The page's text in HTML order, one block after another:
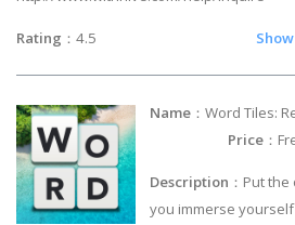
Rating ：4.5
Name ：Word
Price ：
Description ：Put
you immerse